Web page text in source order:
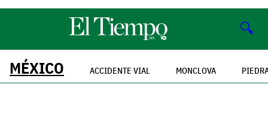
🔍
MÉXICO ACCIDENTE VIAL MONCLOVA